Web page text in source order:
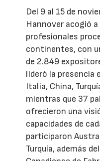
Del 9 al 15 de
Hannover acogió
profesionales
continentes, con
de 2.849
lideró la presencia
Italia, China,
mientras que 37
ofrecieron una
capacidades de
participaron
Turquía, además